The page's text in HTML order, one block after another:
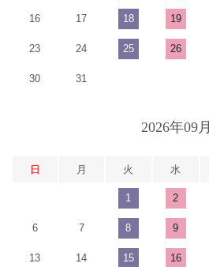
16 17 18 19
23 24 25 26
30 31
2026年09月
日 月 火 水
1 2
6 7 8 9
13 14 15 16